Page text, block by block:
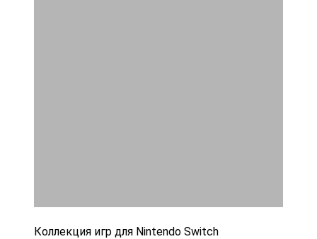
Коллекция игр для Nintendo Switch